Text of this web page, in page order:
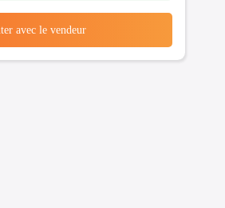
avec le vendeur